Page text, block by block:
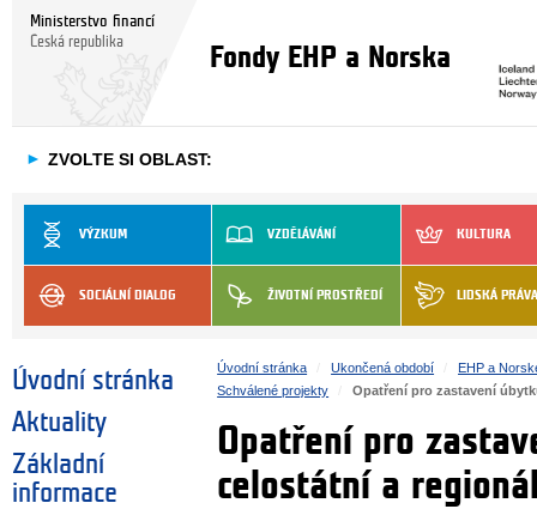
Ministerstvo financí
Česká republika
Fondy EHP a Norska
► ZVOLTE SI OBLAST:
VÝZKUM VZDĚLÁVÁNÍ KULTURA
SOCIÁLNÍ DIALOG ŽIVOTNÍ PROSTŘEDÍ LIDSKÁ PRÁVA
Úvodní stránka
Aktuality
Základní
informace
Úvodní stránka Ukončená období
EHP a
Schválené projekty
Opatření pro zastavení
Opatření pro
celostátní a